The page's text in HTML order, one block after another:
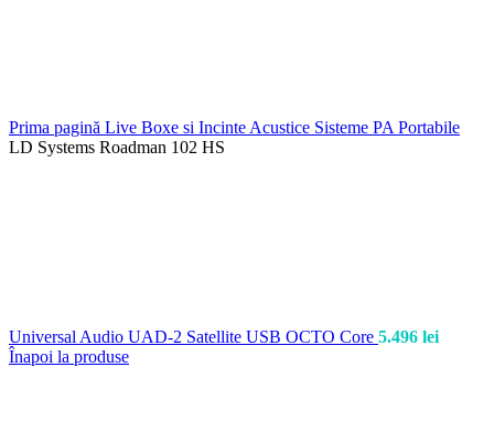
Prima pagină Live Boxe si Incinte Acustice Sisteme PA Portabile
LD Systems Roadman 102 HS
Universal Audio UAD-2 Satellite USB OCTO Core 5.496 lei
Înapoi la produse